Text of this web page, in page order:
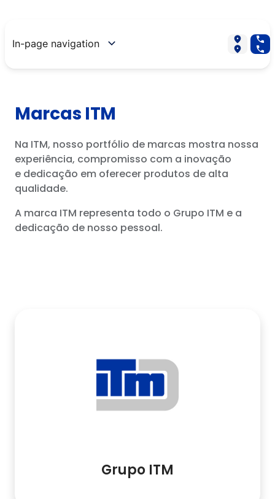
EN ES IT DE PT
In-page navigation
Marcas ITM
Na ITM, nosso portfólio de marcas mostra nossa
experiência, compromisso com a inovação
e dedicação em oferecer produtos de alta
qualidade.
A marca ITM representa todo o Grupo ITM e a
dedicação de nosso pessoal.
Grupo ITM